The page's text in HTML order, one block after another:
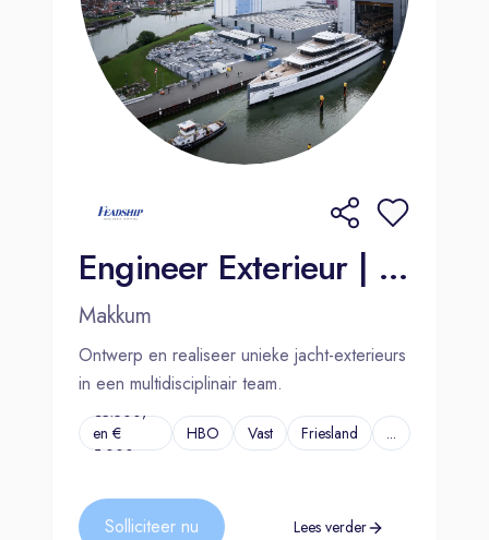
Engineer Exterieur | Makkum
Makkum
Ontwerp en realiseer unieke jacht-exterieurs
in een multidisciplinair team.
€3.500,-
en €
5.000,-
HBO Vast Friesland ...
Solliciteer nu Lees verder